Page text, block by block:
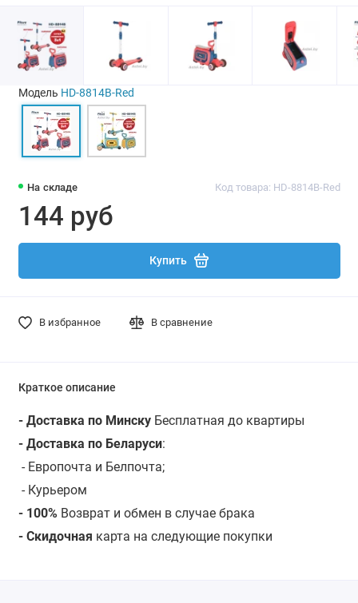
На складе Код товара: HD-8814B-Red
144 руб
Купить
В избранное В сравнение
Модель HD-8814B-Red
Краткое описание
- Доставка по МинскуБесплатная до квартиры
- Доставка по Беларуси:
- Европочта и Белпочта;
- Курьером
- 100% Возврат и обмен в случае брака
- Скидочная карта на следующие покупки